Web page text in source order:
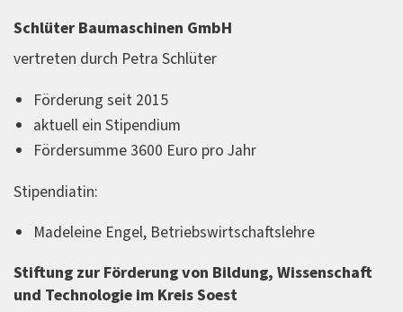
Schlüter Baumaschinen GmbH
vertreten durch Petra Schlüter
Förderung seit 2015
aktuell ein Stipendium
Fördersumme 3600 Euro pro Jahr
Stipendiatin:
Madeleine Engel, Betriebswirtschaftslehre
Stiftung zur Förderung von Bildung, Wissenschaft
und Technologie im Kreis Soest